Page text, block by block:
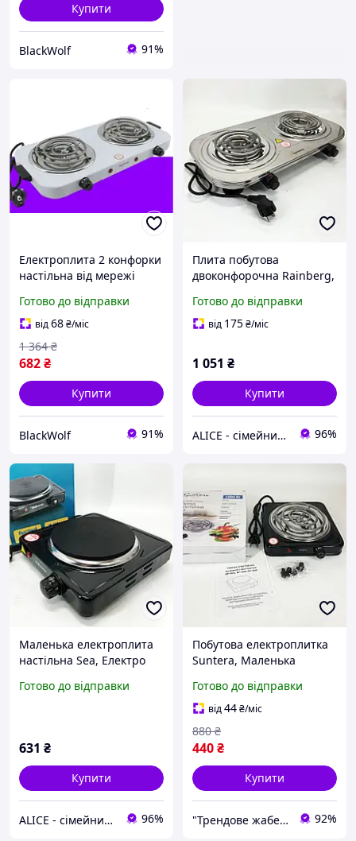
Купити
BlackWolf 91%
Електроплита 2 конфорки
настільна від мережі
електроплити 2400 Вт
BLK-761
Готово до відправки
від68₴/міс
682₴
1 364 ₴
Купити
BlackWolf 91%
Плита побутова
двоконфорочна Rainberg,
настільна компактна
Кухонна електрична TP-
Готово до відправки
від 175₴/міс
1 051 ₴
Купити
ALICE - сімейний Інтернет-магазин, товари для всієї родини 96%
Маленька електроплита
настільна Sea, Електро
Електроплита на 1
Готово до відправки
631 ₴
Купити
ALICE - сімейний Інтернет-магазин, товари для всієї родини 96%
Побутова електроплитка
Suntera, Маленька
Кухонна електрична
плита RS-63
Готово до відправки
від44₴/міс
440₴
880 ₴
Купити
"Трендове жабеня" - интернет-магазин тактичного військового спорядження | Власне виробництво | 92%